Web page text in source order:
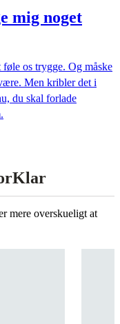
mig noget
os trygge. Og måske
Men kribler det i
du skal forlade
mere overskueligt at